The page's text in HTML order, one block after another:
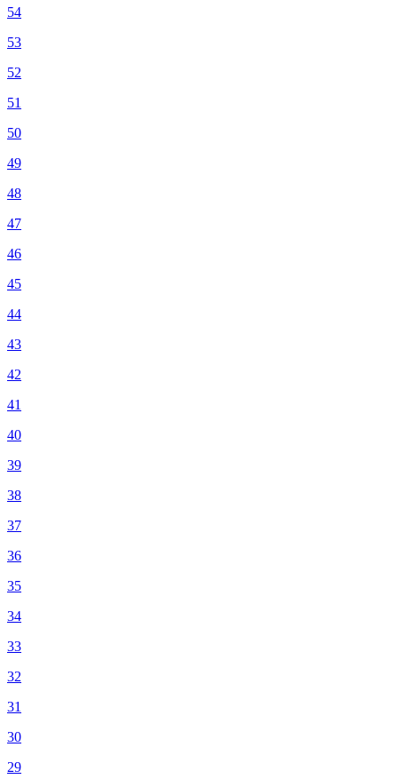
54
53
52
51
50
49
48
47
46
45
44
43
42
41
40
39
38
37
36
35
34
33
32
31
30
29